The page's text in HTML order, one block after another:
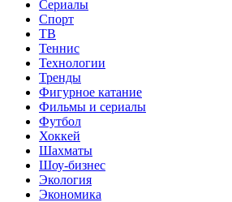
Сериалы
Спорт
ТВ
Теннис
Технологии
Тренды
Фигурное катание
Фильмы и сериалы
Футбол
Хоккей
Шахматы
Шоу-бизнес
Экология
Экономика